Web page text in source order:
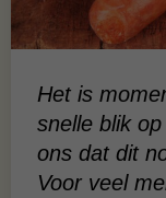
Het is
snelle blik
ons dat dit
Voor veel